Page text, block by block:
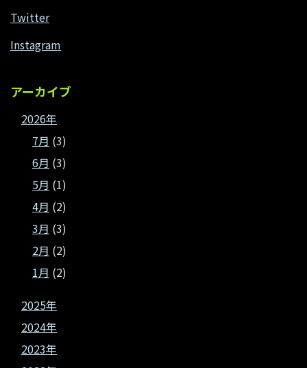
Twitter
Instagram
アーカイブ
2026年
7月 (3)
6月 (3)
5月 (1)
4月 (2)
3月 (3)
2月 (2)
1月 (2)
2025年
2024年
2023年